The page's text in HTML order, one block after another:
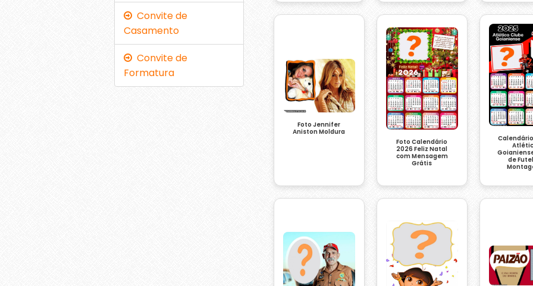
Foto Jennifer
Aniston Moldura
Foto Calendário
2026 Feliz Natal
com Mensagem
Grátis
de
Convite de
Casamento
Convite de
Formatura